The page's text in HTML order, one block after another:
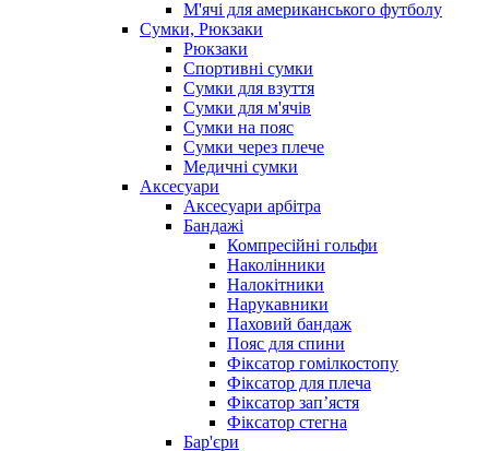
М'ячі для американського футболу
Сумки, Рюкзаки
Рюкзаки
Спортивні сумки
Сумки для взуття
Сумки для м'ячів
Сумки на пояс
Сумки через плече
Медичні сумки
Аксесуари
Аксесуари арбітра
Бандажі
Компресійні гольфи
Наколінники
Налокітники
Нарукавники
Паховий бандаж
Пояс для спини
Фіксатор гомілкостопу
Фіксатор для плеча
Фіксатор запʼястя
Фіксатор стегна
Бар'єри